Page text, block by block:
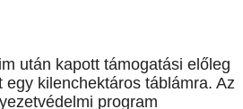
után kapott támogatási előleg
kilenchektáros táblámra. Az
program